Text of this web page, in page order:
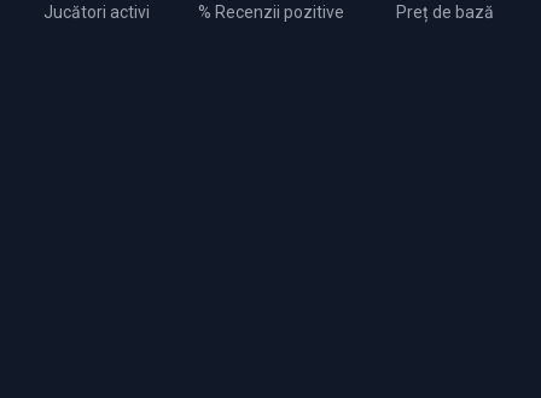
Jucători activi % Recenzii pozitive Preț de bază